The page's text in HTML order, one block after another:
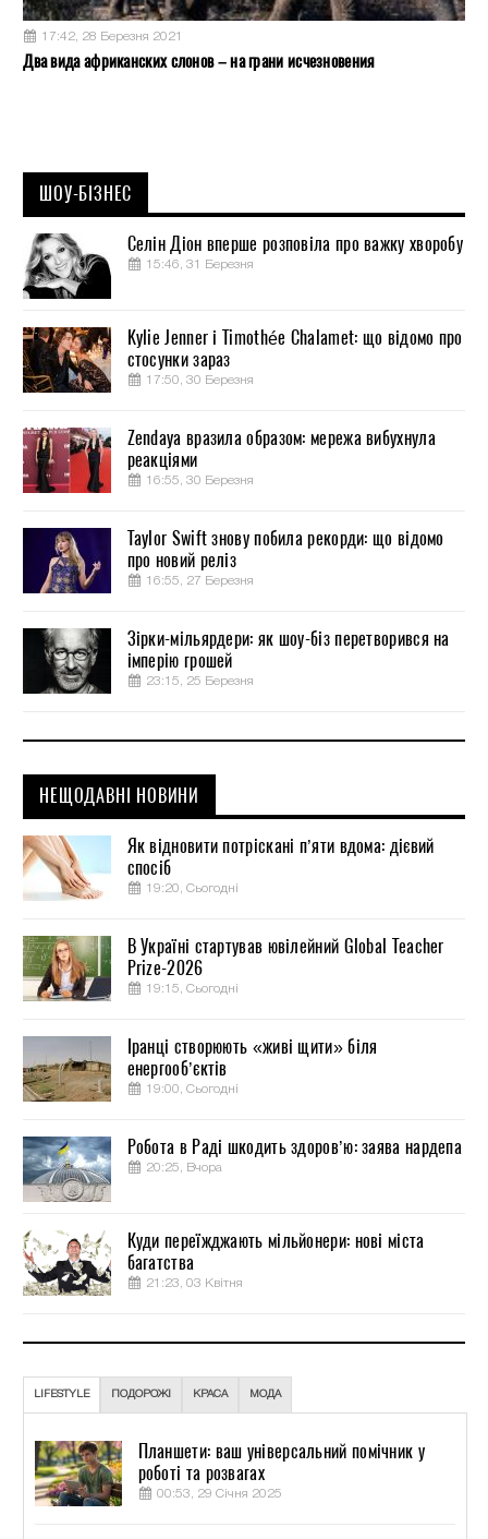
17:42, 28 Березня 2021
Два вида африканских слонов – на грани исчезновения
ШОУ-БІЗНЕС
Селін Діон вперше розповіла про важку хворобу
15:46, 31 Березня
Kylie Jenner і Timothée Chalamet: що відомо про
стосунки зараз
17:50, 30 Березня
Zendaya вразила образом: мережа вибухнула
реакціями
16:55, 30 Березня
Taylor Swift знову побила рекорди: що відомо
про новий реліз
16:55, 27 Березня
Зірки-мільярдери: як шоу-біз перетворився на
імперію грошей
23:15, 25 Березня
НЕЩОДАВНІ НОВИНИ
Як відновити потріскані п’яти вдома: дієвий
спосіб
19:20, Сьогодні
В Україні стартував ювілейний Global Teacher
Prize-2026
19:15, Сьогодні
Іранці створюють «живі щити» біля
енергооб’єктів
19:00, Сьогодні
Робота в Раді шкодить здоров’ю: заява нардепа
20:25, Вчора
Куди переїжджають мільйонери: нові міста
багатства
21:23, 03 Квітня
LIFESTYLE ПОДОРОЖІ КРАСА МОДА
Планшети: ваш універсальний помічник у
роботі та розвагах
00:53, 29 Січня 2025